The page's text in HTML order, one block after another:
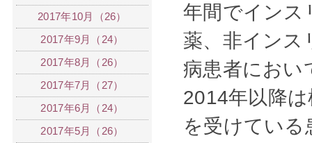
年間でインス
薬、非インス
病患者におい
2014年以降
を受けてい
2017年10月（26）
2017年9月（24）
2017年8月（26）
2017年7月（27）
2017年6月（24）
2017年5月（26）